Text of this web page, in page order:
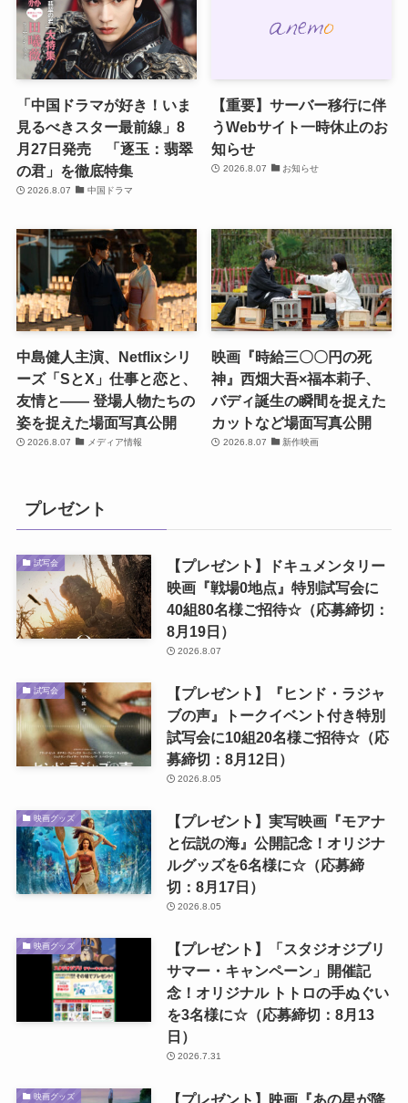
「中国ドラマが好き！いま
見るべきスター最前線」8
月27日発売 「逐玉：翡翠
の君」を徹底特集
2026.8.07 中国ドラマ
【重要】サーバー移行に伴
うWebサイト一時休止のお
知らせ
2026.8.07 お知らせ
中島健人主演、Netflixシリ
ーズ「SとX」仕事と恋と、
友情と―― 登場人物たちの
姿を捉えた場面写真公開
2026.8.07 メディア情報
映画『時給三〇〇円の死
神』西畑大吾×福本莉子、
バディ誕生の瞬間を捉えた
カットなど場面写真公開
2026.8.07 新作映画
プレゼント
試写会
【プレゼント】ドキュメンタリー
映画『戦場0地点』特別試写会に
40組80名様ご招待☆（応募締切：
8月19日）
2026.8.07
試写会
【プレゼント】『ヒンド・ラジャ
ブの声』トークイベント付き特別
試写会に10組20名様ご招待☆（応
募締切：8月12日）
2026.8.05
映画グッズ
【プレゼント】実写映画『モアナ
と伝説の海』公開記念！オリジナ
ルグッズを6名様に☆（応募締
切：8月17日）
2026.8.05
映画グッズ
【プレゼント】「スタジオジブリ
サマー・キャンペーン」開催記
念！オリジナル トトロの手ぬぐい
を3名様に☆（応募締切：8月13
日）
2026.7.31
映画グッズ 【プレゼント】映画『あの星が降